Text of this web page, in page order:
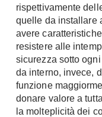
Divani in Pelle
Complementi
Tavoli
Sedie
Tavolini
Tappeti
rispettivamente
quelle da installare
avere
resistere alle
sicurezza sotto
da interno, invece,
funzione
donare valore a
la molteplicità dei